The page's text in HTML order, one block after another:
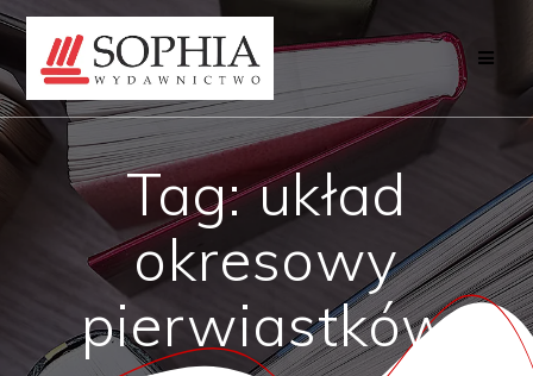
Tag:układ
okresowy
pierwiastków